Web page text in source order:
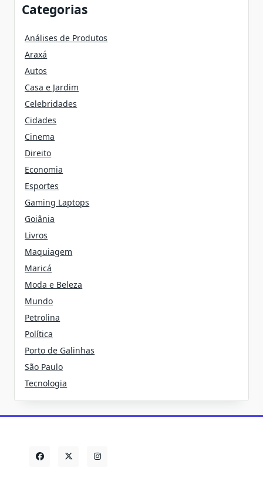
Categorias
Análises de Produtos
Araxá
Autos
Casa e Jardim
Celebridades
Cidades
Cinema
Direito
Economia
Esportes
Gaming Laptops
Goiânia
Livros
Maquiagem
Maricá
Moda e Beleza
Mundo
Petrolina
Política
Porto de Galinhas
São Paulo
Tecnologia